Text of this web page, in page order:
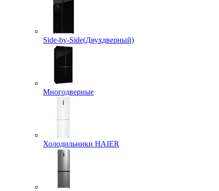
Side-by-Side(Двухдверный)
Многодверные
Холодильники HAIER